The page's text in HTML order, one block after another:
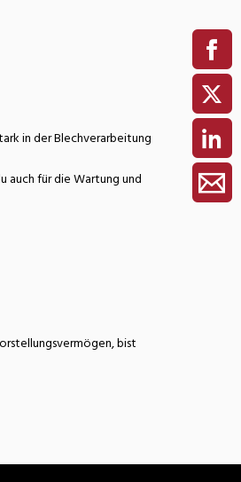
in der Blechverarbeitung
auch für die Wartung und
bist